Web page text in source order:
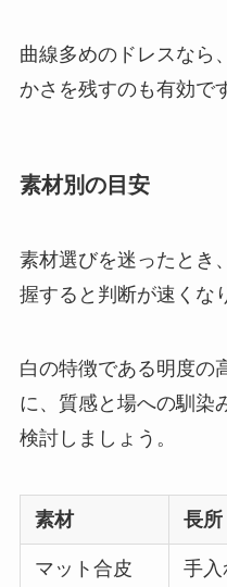
曲線多めのドレスなら
かさを残すのも有効で
素材別の目安
素材選びを迷ったとき
握すると判断が速くな
白の特徴である明度の
に、質感と場への馴染
検討しましょう。
素材 長所
マット合皮
手